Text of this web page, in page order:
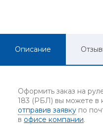
Описание
Оформить заказ на
183 (РБЛ) вы можете в
отправив заявку по
в офисе компании.